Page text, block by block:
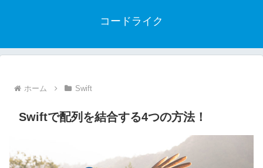
コードライク
ホーム Swift
Swiftで配列を結合する4つの方法！